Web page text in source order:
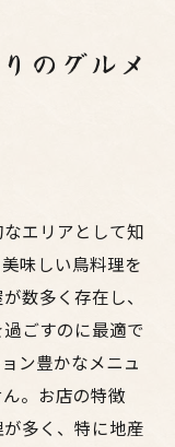
のグルメ
エリアとして知
味しい鳥料理を
数多く存在し、
ごすのに最適で
ン豊かなメニュ
。お店の特徴
多く、特に地産